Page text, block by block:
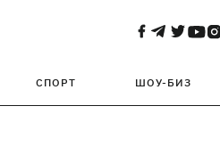
СПОРТ ШОУ-БИЗ